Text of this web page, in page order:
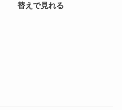
替えで見れる